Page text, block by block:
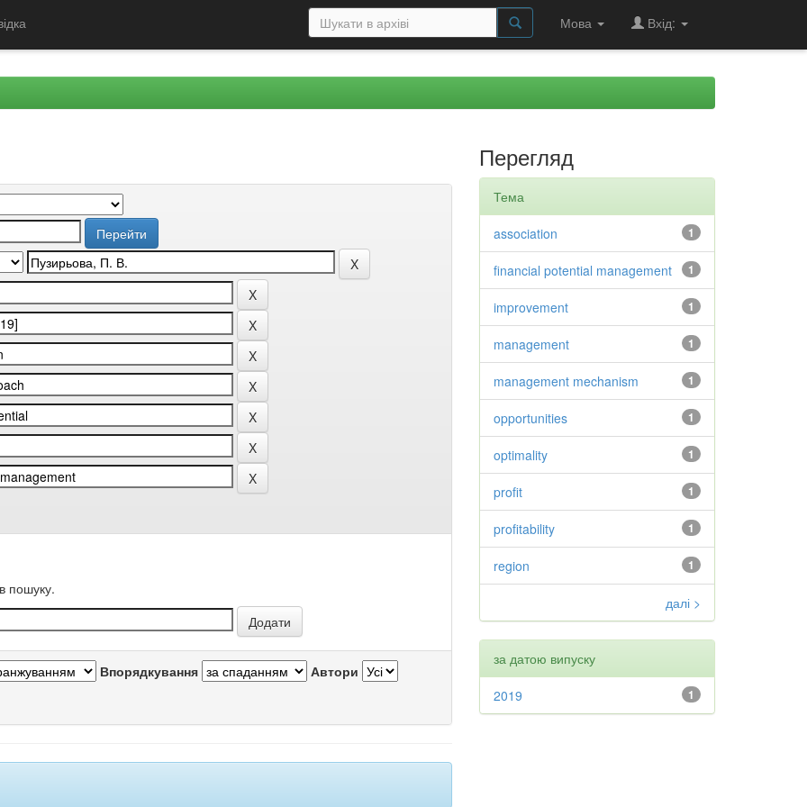
Мова Вхід:
пошуку.
Впорядкування Автори
Перегляд
Тема
1
association
1
financial potential management
1
improvement
1
management
1
management mechanism
1
opportunities
1
optimality
1
profit
1
profitability
1
region
далі >
за датою випуску
1
2019